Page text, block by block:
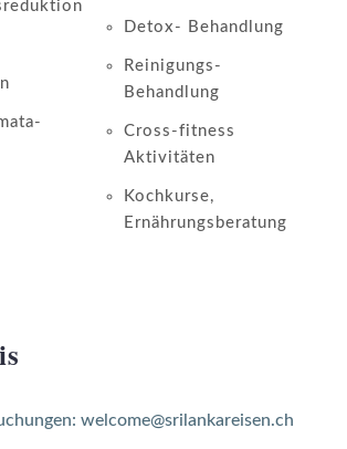
Detox- Behandlung
Reinigungs-
Behandlung
Cross-fitness
Aktivitäten
Kochkurse,
Ernährungsberatung
welcome@srilankareisen.ch